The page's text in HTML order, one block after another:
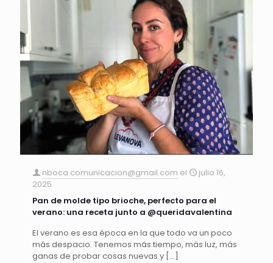
nboca.comunicacion@gmail.com el
julio 16,
2025
Pan de molde tipo brioche, perfecto para el
verano: una receta junto a @queridavalentina
El verano es esa época en la que todo va un poco
más despacio. Tenemos más tiempo, más luz, más
ganas de probar cosas nuevas y […]